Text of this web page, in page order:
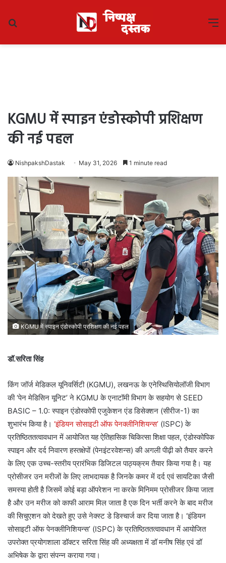
KGMU में स्पाइन एंडोस्कोपी प्रशिक्षण
की नई पहल
NishpakshDastak May 31, 2026 1 minute read
KGMU में स्पाइन एंडोस्कोपी प्रशिक्षण की नई पहल
डॉ.सरिता सिंह
किंग जॉर्ज मेडिकल यूनिवर्सिटी (KGMU), लखनऊ के एनेस्थिसियोलॉजी विभाग
की ‘पेन मेडिसिन यूनिट’ ने KGMU के एनाटॉमी विभाग के सहयोग से SEED
BASIC – 1.0: स्पाइन एंडोस्कोपी एजुकेशन एंड डिसेक्शन (सीरीज-1) का
शुभारंभ किया है। ‘इंडियन सोसाइटी ऑफ पेनक्लीनिशियन्स’ (ISPC) के
प्रतिष्ठिततत्वावधान में आयोजित यह ऐतिहासिक चिकित्सा शिक्षा पहल, एंडोस्कोपिक
स्पाइन और दर्द निवारण हस्तक्षेपों (पेनइंटरवेशन्स) की अगली पीढ़ी को तैयार करने
के लिए एक उच्च-स्तरीय प्रारंभिक डिजिटल पाठ्यक्रम तैयार किया गया है। यह
प्रोसीजर उन मरीजों के लिए लाभदायक है जिनके कमर में दर्द एवं सायटिका जैसी
समस्या होती है जिसमें कोई बड़ा ऑपरेशन ना करके मिनिमम प्रोसीजर किया जाता
है और उन मरीज को काफी आराम मिल जाता है एक दिन भर्ती करने के बाद मरीज
की सिचुएशन को देखते हुए उसे नेक्स्ट डे डिस्चार्ज कर दिया जाता है। ‘इंडियन
सोसाइटी ऑफ पेनक्लीनिशियन्स’ (ISPC) के प्रतिष्ठिततत्वावधान में आयोजित
उपरोक्त प्रयोगशाला डॉक्टर सरिता सिंह की अध्यक्षता में डॉ मनीष सिंह एवं डॉ
अभिषेक के द्वारा संपन्न कराया गया।